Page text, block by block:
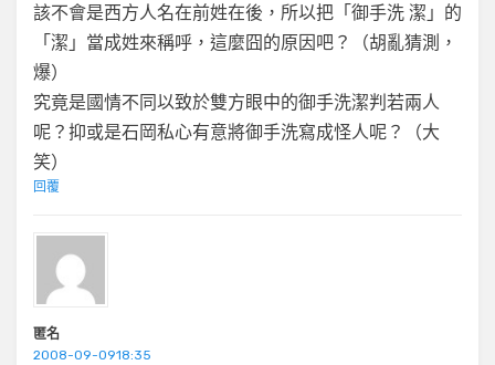
該不會是西方人名在前姓在後，所以把「御手洗 潔」的
「潔」當成姓來稱呼，這麼囧的原因吧？（胡亂猜測，
爆）
究竟是國情不同以致於雙方眼中的御手洗潔判若兩人
呢？抑或是石岡私心有意將御手洗寫成怪人呢？（大
笑）
回覆
匿名
2008-09-0918:35